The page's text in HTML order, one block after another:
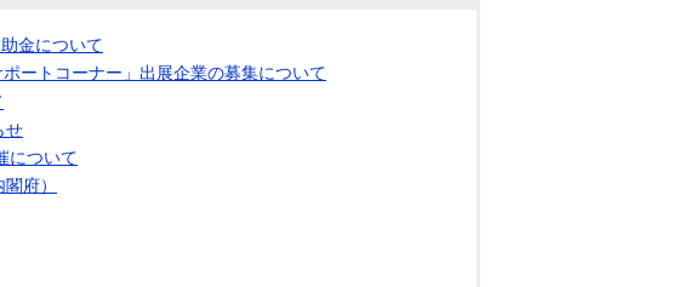
金について
ートコーナー」出展企業の募集について
せ
について
府）